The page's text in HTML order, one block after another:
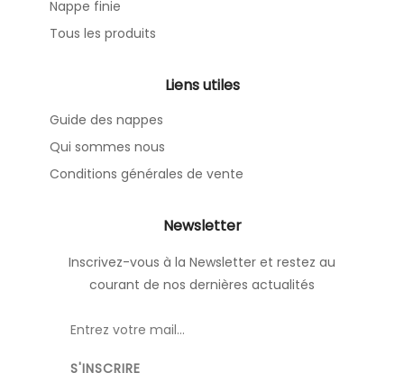
Nappe finie
Tous les produits
Liens utiles
Guide des nappes
Qui sommes nous
Conditions générales de vente
Newsletter
Inscrivez-vous à la Newsletter et restez au
courant de nos dernières actualités